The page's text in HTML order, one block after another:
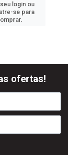
login ou
se para
ofertas!